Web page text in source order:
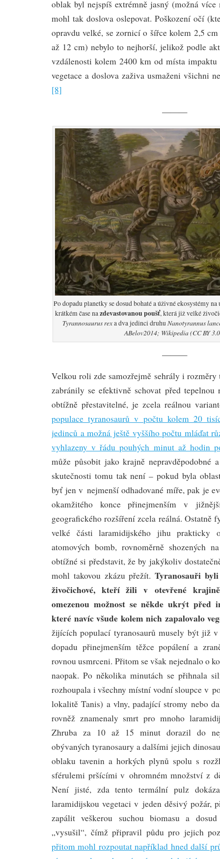
oblak byl nejspíš extrémně jasný (možná více
mohl tak doslova oslepovat. Poškození očí
opravdu velké, se zornicí o šířce kolem 2,5
až 12 cm) nebylo to nejhorší, jelikož podle
vzdálenosti kolem 2400 km od místa impaktu
vegetace a doslova zaživa usmaženi všichni
[8]
———
Po dopadu planetky se dosud bohaté a úživné ekosystémy
krátkém čase nazdevastovanou poušť, která již velké
Tyrannosaurus rexa dva jedinci druhuNanotyrannus
ABelov2014; Wikipedia (CC BY
———
Velkou roli zde samozřejmě sehrály i
zabránily se efektivně schovat před
obtížně přestavitelné, je zcela reálnou
populace tyranosaurů v počtu kolem 20
jedinců a možná ještě vyššího počtu mláďat
vyhlazeny v řádu pouhých minut až hodin
může působit jako krajně nepravděpodobné
skutečnosti tomu tak není – pokud byla
byť jen v nejmenší odhadované míře, pak je
okamžitého konce přinejmenším v
geografického rozšíření zcela reálná. Ostatně
velké části laramidijského jihu prakticky
atomových bomb, rovnoměrně shozených
obtížné si představit, že by jakýkoliv
mohl takovou zkázu přežít.Tyranosauři
živočichové, kteří žili v otevřené
omezenou možnost se někde ukrýt před
které navíc všude kolem nich zapalovalo
žijících populací tyranosaurů musely být již
dopadu přinejmenším těžce popálení a
rovnou usmrceni. Přitom se však nejednalo o
naopak. Po několika minutách se přihnala
rozhoupala i všechny místní vodní sloupce v
lokalitě Tanis) a vlny, padající stromy nebo
rovněž znamenaly smrt pro mnoho
Zhruba za 10 až 15 minut dorazil do
obývaných tyranosaury a dalšími jejich
oblaku tavenin a horkých plynů spolu s
sférulemi pršícími v ohromném množství z
Není jisté, zda tento termální pulz
laramidijskou vegetaci v jeden děsivý požár,
zapálit veškerou suchou biomasu a
„vysušil“, čímž připravil půdu pro jejich
přitom mohl rozpoutat například hned další